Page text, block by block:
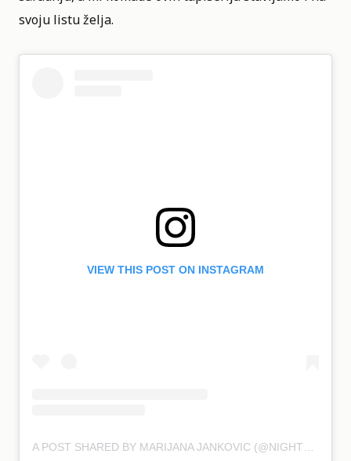
svoju listu želja.
VIEW THIS POST ON INSTAGRAM